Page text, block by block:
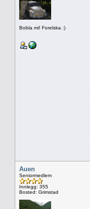
Bobla mi! Forelska :)
Auen
Seniormedlem
Innlegg: 355
Bosted: Grimstad